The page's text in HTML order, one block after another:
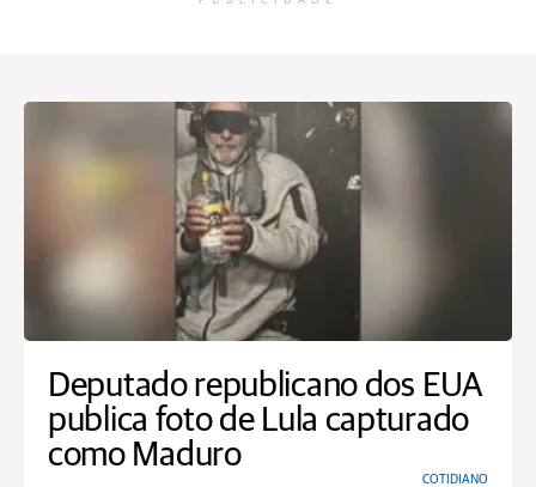
Deputado republicano dos EUA
publica foto de Lula capturado
como Maduro
COTIDIANO